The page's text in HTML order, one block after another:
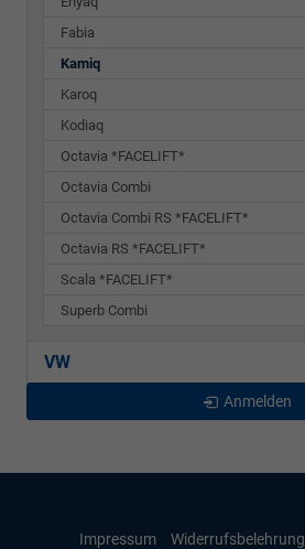
Fabia
Kamiq
Karoq
Kodiaq
Octavia *FACELIFT*
Octavia Combi
Octavia Combi RS *FACELIFT*
Octavia RS *FACELIFT*
Scala *FACELIFT*
Superb Combi
VW
Anmelden
Impressum
Widerrufsbelehrung